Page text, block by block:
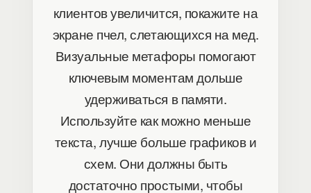
клиентов увеличится, покажите на
экране пчел, слетающихся на мед.
Визуальные метафоры помогают
ключевым моментам дольше
удерживаться в памяти.
Используйте как можно меньше
текста, лучше больше графиков и
схем. Они должны быть
достаточно простыми, чтобы